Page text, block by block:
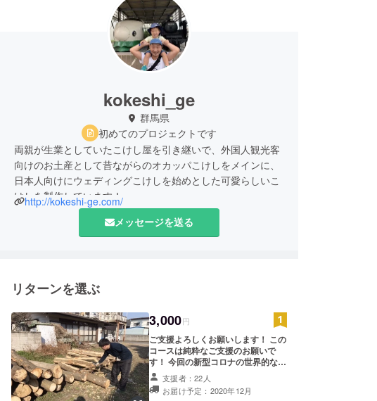
kokeshi_ge
群馬県
初めてのプロジェクトです
両親が生業としていたこけし屋を引き継いで、外国人観光客
向けのお土産として昔ながらのオカッパこけしをメインに、
日本人向けにウェディングこけしを始めとした可愛らしいこ
けしを製作しています！
全日本こけしコンクール 国土交通大臣賞受賞など
http://kokeshi-ge.com/
メッセージを送る
リターンを選ぶ
3,000円
ご支援よろしくお願いします！ この
コースは純粋なご支援のお願いで
す！ 今回の新型コロナの世界的な流
行の影響によりインバウンドが主な
仕事の私どもの工房は、政府の入国
制限などにより4月以降、現在も売
支援者：22人
お届け予定：2020年12月